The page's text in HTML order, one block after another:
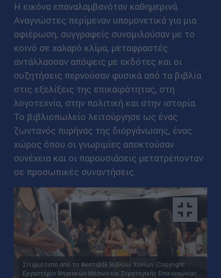
Η εικόνα επαναλαμβανόταν καθημερινά.
Αναγνώστες περίμεναν υπομονετικά για μια
αφιέρωση, συγγραφείς συνομιλούσαν με το
κοινό σε χαλαρό κλίμα, μεταφραστές
αντάλλασσαν απόψεις με εκδότες και οι
συζητήσεις περνούσαν φυσικά από τα βιβλία
στις εξελίξεις της επικαιρότητας, στη
λογοτεχνία, στην πολιτική και στην ιστορία.
Το βιβλιοπωλείο λειτούργησε ως ένας
ζωντανός πυρήνας της διοργάνωσης, ένας
χώρος όπου οι γνωριμίες αποκτούσαν
συνέχεια και οι παρουσιάσεις μετατρέπονταν
σε προσωπικές συναντήσεις.
Στιγμιότυπο από το Φεστιβάλ Βιβλίου Χανίων (Copyright:
Εργαστήριο Ψηφιακών Μέσων και Στρατηγικής Επικοινωνίας